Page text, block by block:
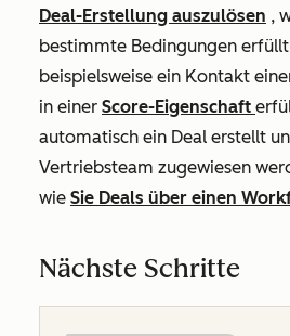
Deal-Erstellung auszulösen ,
bestimmte Bedingungen
beispielsweise ein Kontakt
in einer Score-Eigenschaft
automatisch ein Deal erstellt
Vertriebsteam zugewiesen
wie Sie Deals über einen
Nächste Schritte